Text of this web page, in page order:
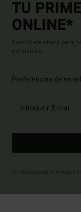
TU
ONLINE*
Suscríbete ahora para
exclusivas.
Preferencias de email